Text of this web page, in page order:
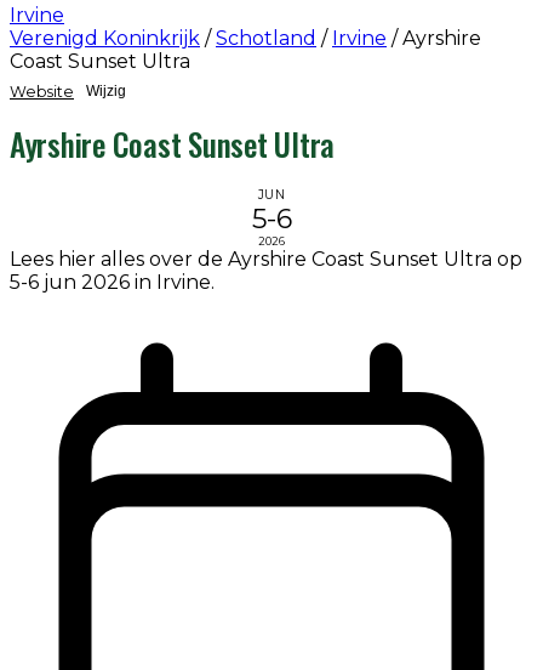
Irvine
Verenigd Koninkrijk / Schotland / Irvine / Ayrshire
Coast Sunset Ultra
Website Wijzig
Ayrshire Coast Sunset Ultra
JUN
5-6
2026
Lees hier alles over de Ayrshire Coast Sunset Ultra op
5-6 jun 2026 in Irvine.